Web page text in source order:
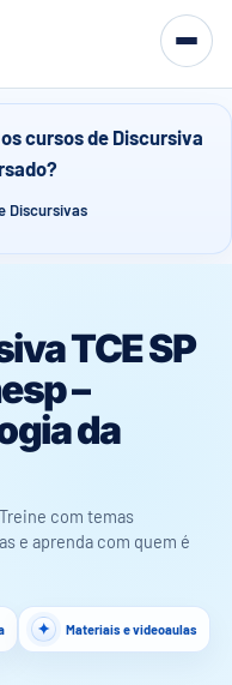
cursos de Discursiva
Discursivas
TCE SP
–
da
com temas
e aprenda com quem é
Materiais e videoaulas